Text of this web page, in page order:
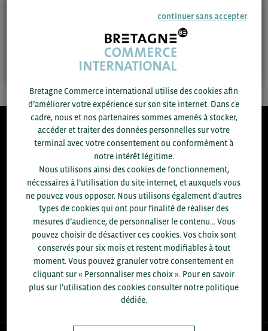
Contactez-moi
8.300
ACCOMPAGNEMENTS RÉALISÉS EN 2025
développement commercial, conseils réglementaires, réunions
d'information....
+1.700 ENTREPRISES DIFFÉRENTES
accompagnées par notre équipe en 2025
96 % D'ENTREPRISES SATISFAITES
enquête réalisée auprès de 300 entreprises
continuer sans accepter
Bretagne Commerce international utilise des cookies afin
d’améliorer votre expérience sur son site internet. Dans ce
cadre, nous et nos partenaires sommes amenés à stocker,
accéder et traiter des données personnelles sur votre
terminal avec votre consentement ou conformément à
notre intérêt légitime.
Nous utilisons ainsi des cookies de fonctionnement,
nécessaires à l’utilisation du site internet, et auxquels vous
ne pouvez vous opposer. Nous utilisons également d’autres
types de cookies qui ont pour finalité de réaliser des
mesures d’audience, de personnaliser le contenu... Vous
pouvez choisir de désactiver ces cookies. Vos choix sont
conservés pour six mois et restent modifiables à tout
moment. Vous pouvez granuler votre consentement en
cliquant sur « Personnaliser mes choix ». Pour en savoir
plus sur l’utilisation des cookies consulter notre politique
dédiée.